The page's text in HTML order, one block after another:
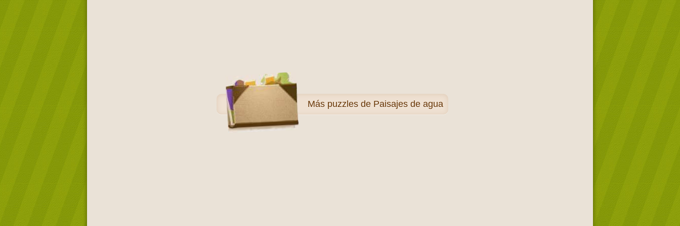
Más puzzles de Paisajes de agua